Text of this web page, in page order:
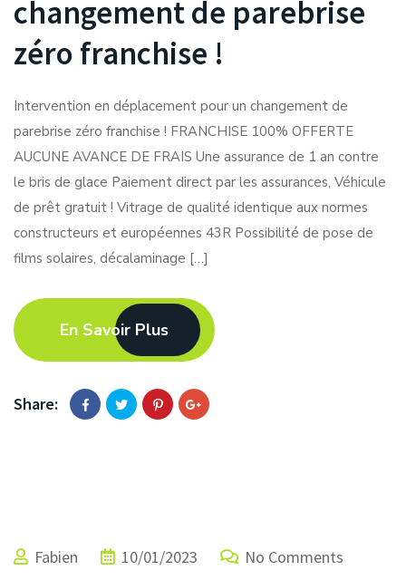
changement de parebrise
zéro franchise !
Intervention en déplacement pour un changement de
parebrise zéro franchise ! FRANCHISE 100% OFFERTE
AUCUNE AVANCE DE FRAIS Une assurance de 1 an contre
le bris de glace Paiement direct par les assurances, Véhicule
de prêt gratuit ! Vitrage de qualité identique aux normes
constructeurs et européennes 43R Possibilité de pose de
films solaires, décalaminage […]
En Savoir Plus
Share:
Fabien 10/01/2023 No Comments